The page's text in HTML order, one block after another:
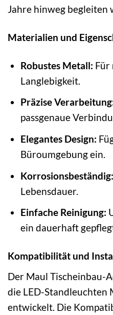
Jahre hinweg begleiten
Materialien und
Robustes Metall: Für
Langlebigkeit.
Präzise
passgenaue
Elegantes Design:
Büroumgebung ein.
Korrosionsbeständig:
Lebensdauer.
Einfache Reinigung:
ein dauerhaft
Kompatibilität und
Der Maul Tischeinbau-
die LED-Standleuchten
entwickelt. Die